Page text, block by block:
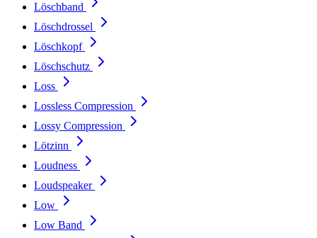
Löschband
Löschdrossel
Löschkopf
Löschschutz
Loss
Lossless Compression
Lossy Compression
Lötzinn
Loudness
Loudspeaker
Low
Low Band